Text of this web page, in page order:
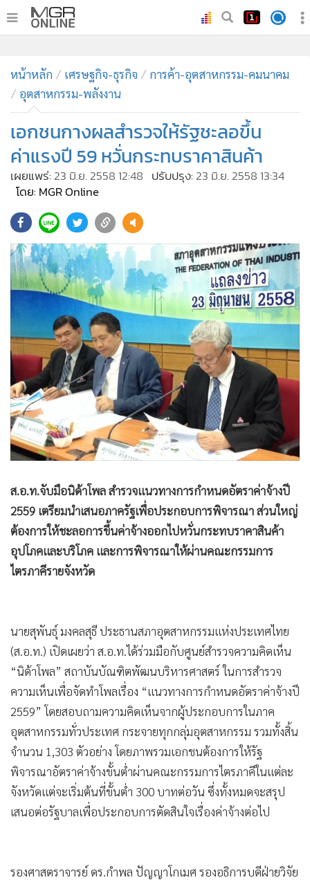
• ทันเหตุการณ์
• ภาคใต้
• ภูมิภาค
• Online Section
• บันเทิง
• ผู้จัดการรายวัน
• ละคร
• CbizReview
• Cyber BIZ
• ผู้จัดกวน
Good health & Well-being
• Green Innovation & SD
• Management & HR
•
MGR Live
• Infographic
• การเมือง
• ท่องเที่ยว
• กีฬา
ต่างประเทศ
• Special Scoop
• เศรษฐกิจ-ธุรกิจ
• จีน
• ชุมชน-คุณภาพชีวิต
• เกม
• วิทยาศาสตร์
• SMEs
• หุ้น
• อินโดจีน
• กองทุนรวม
• Celeb Online
•
Factcheck
ญี่ปุ่น
หน้าหลัก เศรษฐกิจ-ธุรกิจ
การค้า-อุตสาหกรรม-คมนาคม
อุตสาหกรรม-พลังงาน
เอกชนกางผลสำรวจให้รัฐชะลอขึ้น
ค่าแรงปี 59 หวั่นกระทบราคาสินค้า
เผยแพร่: 23 มิ.ย. 2558 12:48 ปรับปรุง: 23 มิ.ย. 2558 13:34
โดย: MGR Online
ส.อ.ท.จับมือนิด้าโพล สำรวจแนวทางการกำหนดอัตราค่าจ้างปี
2559 เตรียมนำเสนอภาครัฐเพื่อประกอบการพิจารณา ส่วนใหญ่
ต้องการให้ชะลอการขึ้นค่าจ้างออกไปหวั่นกระทบราคาสินค้า
อุปโภคและบริโภค และการพิจารณาให้ผ่านคณะกรรมการ
ไตรภาคีรายจังหวัด
นายสุพันธุ์ มงคลสุธี ประธานสภาอุตสาหกรรมแห่งประเทศไทย
(ส.อ.ท.) เปิดเผยว่า ส.อ.ท.ได้ร่วมมือกับศูนย์สำรวจความคิดเห็น
“นิด้าโพล” สถาบันบัณฑิตพัฒนบริหารศาสตร์ ในการสำรวจ
ความเห็นเพื่อจัดทำโพลเรื่อง “แนวทางการกำหนดอัตราค่าจ้างปี
2559” โดยสอบถามความคิดเห็นจากผู้ประกอบการในภาค
อุตสาหกรรมทั่วประเทศ กระจายทุกกลุ่มอุตสาหกรรม รวมทั้งสิ้น
จำนวน 1,303 ตัวอย่าง โดยภาพรวมเอกชนต้องการให้รัฐ
พิจารณาอัตราค่าจ้างขั้นต่ำผ่านคณะกรรมการไตรภาคีในแต่ละ
จังหวัดแต่จะเริ่มต้นที่ขั้นต่ำ 300 บาทต่อวัน ซึ่งทั้งหมดจะสรุป
เสนอต่อรัฐบาลเพื่อประกอบการตัดสินใจเรื่องค่าจ้างต่อไป
รองศาสตราจารย์ ดร.กำพล ปัญญาโกเมศ รองอธิการบดีฝ่ายวิจัย